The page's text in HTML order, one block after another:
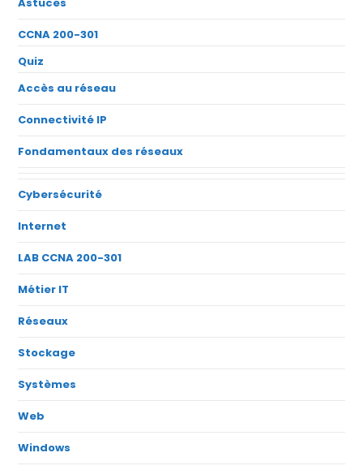
CCNA 200-301
Quiz
Accès au réseau
Connectivité IP
Fondamentaux des réseaux
Cybersécurité
Internet
LAB CCNA 200-301
Métier IT
Réseaux
Stockage
Systèmes
Web
Windows